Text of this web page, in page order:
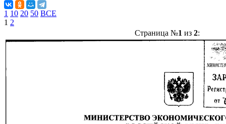
1 10 20 50 ВСЕ
1 2
Страница №1 из 2: